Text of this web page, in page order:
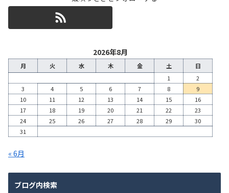
2026年8月
月 火 水 木 金 土
日
1
2
3
4 5 6 7 8
9
10
11 12 13 14 15
16
17
18 19 20 21 22
23
24
25 26 27 28 29
30
31
« 6月
ブログ内検索